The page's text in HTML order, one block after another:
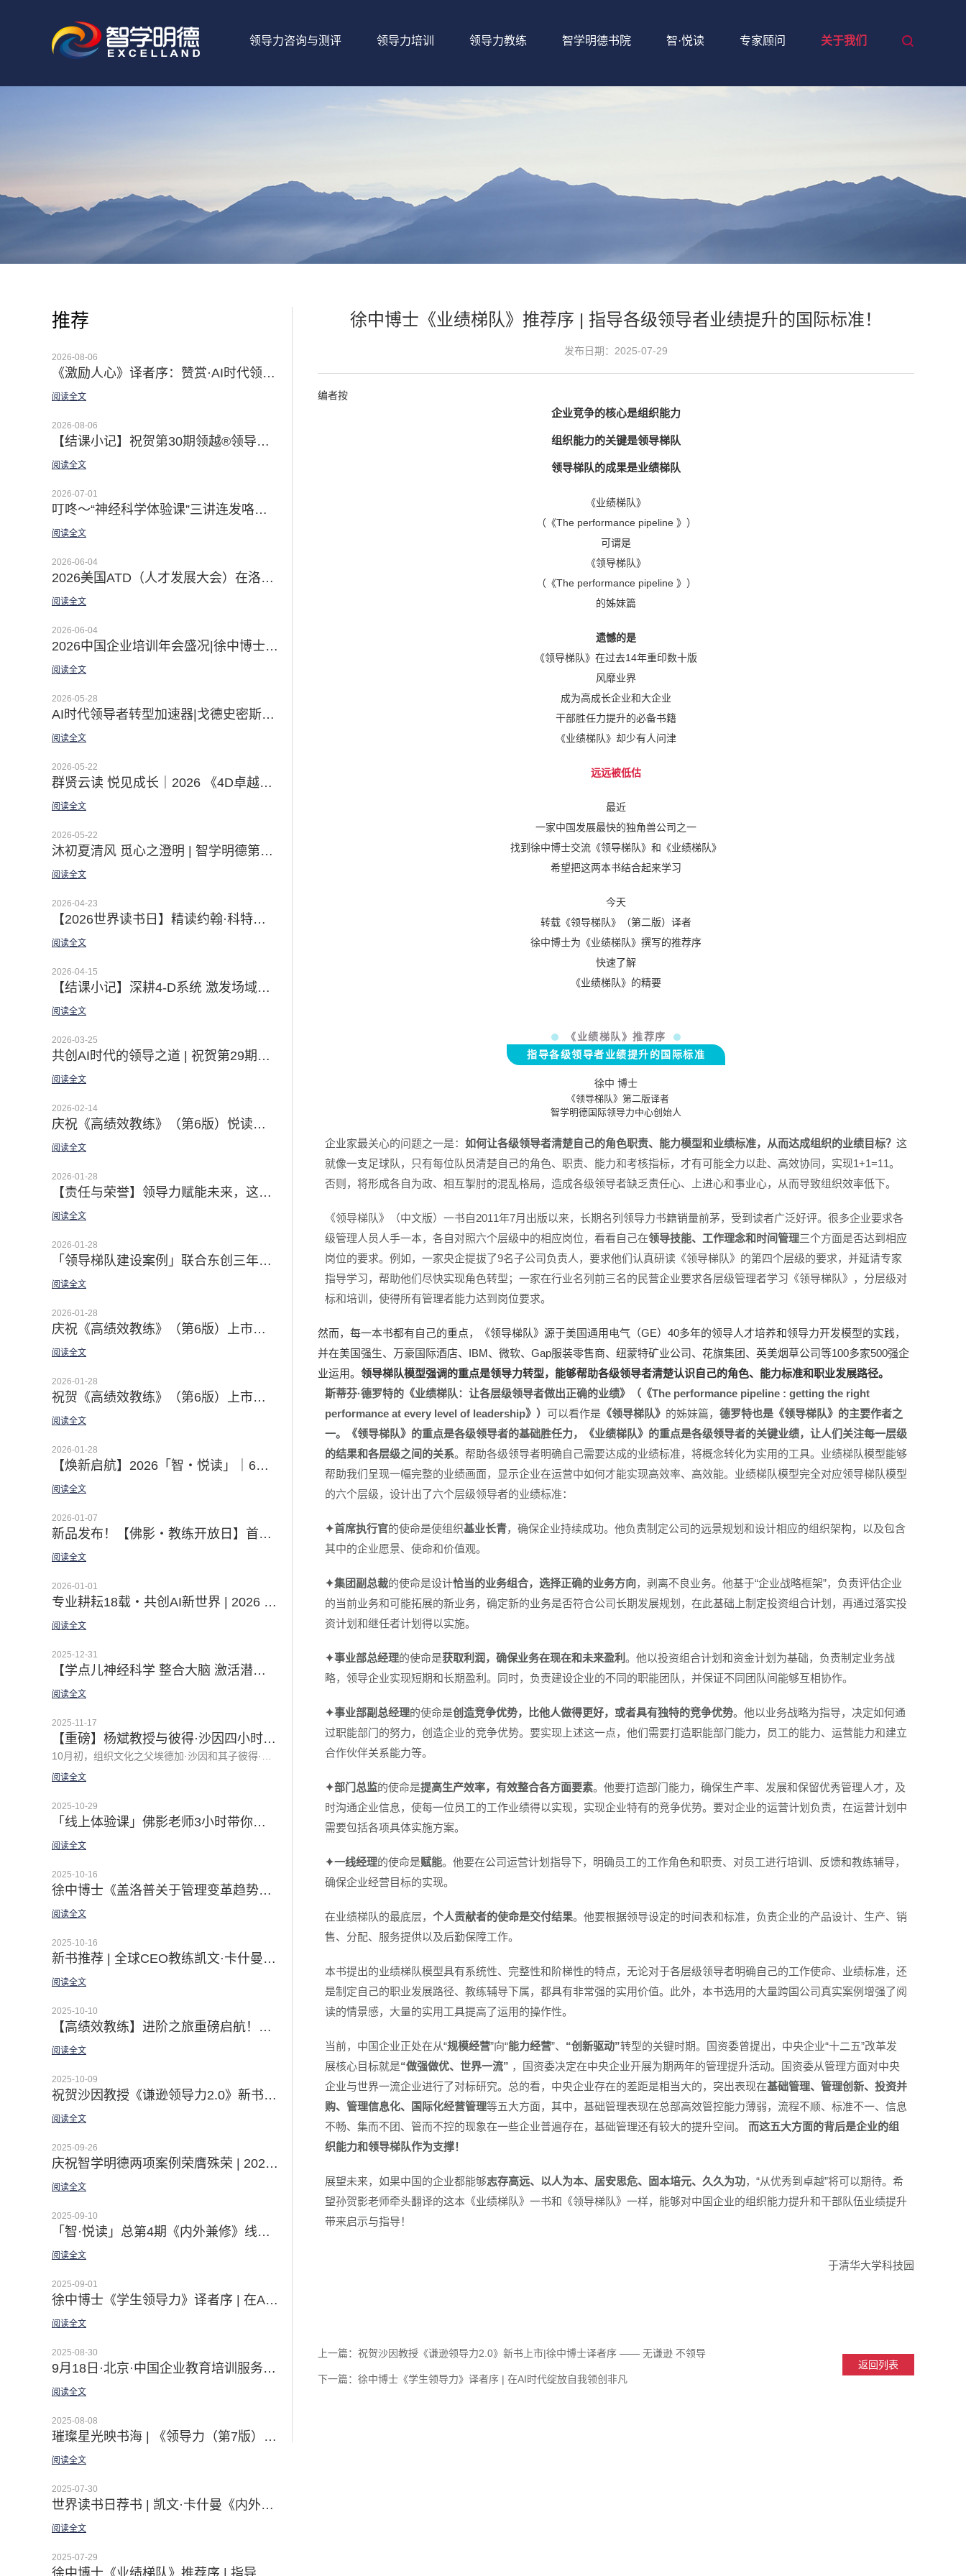
领导力咨询与测评 领导力培训 领导力教练 智学明德书院 智·悦读 专家顾问 关于我们
推荐
2026-08-06
《激励人心》译者序：赞赏·AI时代领导者最有效的赋能手段 | 祝贺《激励人心》第二版新书上市！
阅读全文
2026-08-06
【结课小记】祝贺第30期领越®领导力公开课暨导师认证课成功举办|深耕十二载 认证导师百余位 卓越领导五种习惯行为®助力在AI时代成就非凡
阅读全文
2026-07-01
叮咚～“神经科学体验课”三讲连发咯｜「佛影漫谈领导力」新品上线 科学提升你的效能与幸福感
阅读全文
2026-06-04
2026美国ATD（人才发展大会）在洛杉矶盛大举行 | AI与领导力主题引领大会
阅读全文
2026-06-04
2026中国企业培训年会盛况|徐中博士《AI时代的领导力开发之道》和佛影老师《教练型领导》体验课赢得广泛关注
阅读全文
2026-05-28
AI时代领导者转型加速器|戈德史密斯领导力教练九步法激发领导者深度蜕变
阅读全文
2026-05-22
群贤云读 悦见成长｜2026 《4D卓越团队》线上悦读营圆满收官
阅读全文
2026-05-22
沐初夏清风 觅心之澄明 | 智学明德第十期「高绩效教练」一阶工作坊圆满收官
阅读全文
2026-04-23
【2026世界读书日】精读约翰·科特的八部变革经典 应对AI时代的指数级变化挑战
阅读全文
2026-04-15
【结课小记】深耕4-D系统 激发场域智慧 | 第22期4-D系统导师认证公开课圆满收官
阅读全文
2026-03-25
共创AI时代的领导之道 | 祝贺第29期领越®领导力公开认证课成功举办
阅读全文
2026-02-14
庆祝《高绩效教练》（第6版）悦读营圆满收官 | 记录30天 从初识到相熟 · 从未知到实操的成长之旅
阅读全文
2026-01-28
【责任与荣誉】领导力赋能未来，这场思想盛宴为人才培养注入新动能
阅读全文
2026-01-28
「领导梯队建设案例」联合东创三年领导力规划 | 以领导梯队 & 4D 团队建设系统 打造一支高素质的职业经理人队伍
阅读全文
2026-01-28
庆祝《高绩效教练》（第6版）上市发行 | 佛影老师译者序：深抵本质 · 用之实效
阅读全文
2026-01-28
祝贺《高绩效教练》（第6版）上市发行 | 徐中博士译者序 · From Tell to Ask · AI时代的教练型领导之道
阅读全文
2026-01-28
【焕新启航】2026「智・悦读」｜6本领导力经典 赋能你的核心竞争力
阅读全文
2026-01-07
新品发布！【佛影・教练开放日】首场温情上线｜邀你直击教练对话现场 见证蜕变时刻
阅读全文
2026-01-01
专业耕耘18载・共创AI新世界 | 2026 智学明德继续以领导力经典 助力组织的领导梯队建设
阅读全文
2025-12-31
【学点儿神经科学 整合大脑 激活潜能 | 「佛影漫谈领导力之私房体验课」2026 全新主题温暖上线
阅读全文
2025-11-17
【重磅】杨斌教授与彼得·沙因四小时深度对话：谦逊领导力的中国实践
10月初，组织文化之父埃德加·沙因和其子彼得·沙因的新著《谦逊领导力2.0》中文版上市。 在《谦逊领导力2.0》新书分享会上，清华大学经济管理学院教授杨斌与作者之一彼得·沙因（埃德加·沙因之子）围绕中国企业的领导力问题展开了一场长达四小时的深度对话，译者徐中博士主持对话，结合中国企业实践和当下AI等新挑战探讨了很多前沿话题，并提出了十个精彩的问题，引发了深入的讨论，对企业的领导力转型和组织建设极富启发！
阅读全文
2025-10-29
「线上体验课」佛影老师3小时带你体验GROW模型的正确打开方式
阅读全文
2025-10-16
徐中博士《盖洛普关于管理变革趋势的52个颠覆性发现》译者序 | 释放经理人潜能是解锁组织原力的杠杆
阅读全文
2025-10-16
新书推荐 | 全球CEO教练凯文·卡什曼《内外兼修》引言：开启领导力的突破之旅
阅读全文
2025-10-10
【高绩效教练】进阶之旅重磅启航！从精通GROW到激活团队潜能 赋能个体发展 打造互赖团队
阅读全文
2025-10-09
祝贺沙因教授《谦逊领导力2.0》新书上市|徐中博士译者序 —— 无谦逊 不领导
阅读全文
2025-09-26
庆祝智学明德两项案例荣膺殊荣 | 2025第十三届中国企业教育培训服务会展精彩回顾
阅读全文
2025-09-10
「智·悦读」总第4期《内外兼修》线上悦读营圆满收官：一场由内而外的领导力8项修炼之旅
阅读全文
2025-09-01
徐中博士《学生领导力》译者序 | 在AI时代绽放自我领创非凡
阅读全文
2025-08-30
9月18日·北京·中国企业教育培训服务会展｜佛影老师现场体验课之【初探GROW模型 解锁教练思维】
阅读全文
2025-08-08
璀璨星光映书海 | 《领导力（第7版）》线上悦读营圆满收官：一场照亮未来的智慧远征
阅读全文
2025-07-30
世界读书日荐书 | 凯文·卡什曼《内外兼修： 领导力的8项修炼》——佛影&王御临最新译著
阅读全文
2025-07-29
徐中博士《业绩梯队》推荐序 | 指导各级领导者业绩提升的国际标准！
发布日期：2025-07-29
编者按
企业竞争的核心是组织能力
组织能力的关键是领导梯队
领导梯队的成果是业绩梯队
《业绩梯队》
（《The performance pipeline 》）
可谓是
《领导梯队》
（《The performance pipeline 》）
的姊妹篇
遗憾的是
《领导梯队》在过去14年重印数十版
风靡业界
成为高成长企业和大企业
干部胜任力提升的必备书籍
《业绩梯队》却少有人问津
远远被低估
最近
一家中国发展最快的独角兽公司之一
找到徐中博士交流《领导梯队》和《业绩梯队》
希望把这两本书结合起来学习
今天
转载《领导梯队》（第二版）译者
徐中博士为《业绩梯队》撰写的推荐序
快速了解
《业绩梯队》的精要
《业绩梯队》推荐序
指导各级领导者业绩提升的国际标准
徐中 博士
《领导梯队》第二版译者
智学明德国际领导力中心创始人
企业家最关心的问题之一是： 如何让各级领导者清楚自己的角色职责、能力模型和业绩标准，从而达成组织的业绩目标？ 这
就像一支足球队，只有每位队员清楚自己的角色、职责、能力和考核指标，才有可能全力以赴、高效协同，实现1+1=11。
否则，将形成各自为政、相互掣肘的混乱格局，造成各级领导者缺乏责任心、上进心和事业心，从而导致组织效率低下。
《领导梯队》（中文版）一书自2011年7月出版以来，长期名列领导力书籍销量前茅，受到读者广泛好评。很多企业要求各
级管理人员人手一本，各自对照六个层级中的相应岗位，看看自己在领导技能、工作理念和时间管理三个方面是否达到相应
岗位的要求。例如，一家央企提拔了9名子公司负责人，要求他们认真研读《领导梯队》的第四个层级的要求，并延请专家
指导学习，帮助他们尽快实现角色转型；一家在行业名列前三名的民营企业要求各层级管理者学习《领导梯队》，分层级对
标和培训，使得所有管理者能力达到岗位要求。
然而，每一本书都有自己的重点，《领导梯队》源于美国通用电气（GE）40多年的领导人才培养和领导力开发模型的实践，
并在美国强生、万豪国际酒店、IBM、微软、Gap服装零售商、纽蒙特矿业公司、花旗集团、英美烟草公司等100多家500强企
业运用。 领导梯队模型强调的重点是领导力转型，能够帮助各级领导者清楚认识自己的角色、能力标准和职业发展路径。
斯蒂芬·德罗特的《业绩梯队：让各层级领导者做出正确的业绩》（《The performance pipeline : getting the right
performance at every level of leadership》） 可以看作是 《领导梯队》 的姊妹篇， 德罗特也是《领导梯队》的主要作者之
一。《领导梯队》的重点是各级领导者的基础胜任力，《业绩梯队》的重点是各级领导者的关键业绩，让人们关注每一层级
的结果和各层级之间的关系。帮助各级领导者明确自己需要达成的业绩标准，将概念转化为实用的工具。业绩梯队模型能够
帮助我们呈现一幅完整的业绩画面，显示企业在运营中如何才能实现高效率、高效能。业绩梯队模型完全对应领导梯队模型
的六个层级，设计出了六个层级领导者的业绩标准：
✦首席执行官的使命是使组织基业长青，确保企业持续成功。他负责制定公司的远景规划和设计相应的组织架构，以及包含
其中的企业愿景、使命和价值观。
✦集团副总裁的使命是设计恰当的业务组合，选择正确的业务方向，剥离不良业务。他基于“企业战略框架”，负责评估企业
的当前业务和可能拓展的新业务，确定新的业务是否符合公司长期发展规划，在此基础上制定投资组合计划，再通过落实投
资计划和继任者计划得以实施。
✦事业部总经理的使命是获取利润，确保业务在现在和未来盈利 。他以投资组合计划和资金计划为基础，负责制定业务战
略，领导企业实现短期和长期盈利。同时，负责建设企业的不同的职能团队，并保证不同团队间能够互相协作。
✦事业部副总经理的使命是创造竞争优势，比他人做得更好，或者具有独特的竞争优势。他以业务战略为指导，决定如何通
过职能部门的努力，创造企业的竞争优势。要实现上述这一点，他们需要打造职能部门能力，员工的能力、运营能力和建立
合作伙伴关系能力等。
✦部门总监的使命是提高生产效率，有效整合各方面要素。他要打造部门能力，确保生产率、发展和保留优秀管理人才，及
时沟通企业信息，使每一位员工的工作业绩得以实现，实现企业特有的竞争优势。要对企业的运营计划负责，在运营计划中
需要包括各项具体实施方案。
✦一线经理的使命是赋能。他要在公司运营计划指导下，明确员工的工作角色和职责、对员工进行培训、反馈和教练辅导，
确保企业经营目标的实现。
在业绩梯队的最底层， 个人贡献者的使命是交付结果。他要根据领导设定的时间表和标准，负责企业的产品设计、生产、销
售、分配、服务提供以及后勤保障工作。
本书提出的业绩梯队模型具有系统性、完整性和阶梯性的特点，无论对于各层级领导者明确自己的工作使命、业绩标准，还
是制定自己的职业发展路径、教练辅导下属，都具有非常强的实用价值。此外，本书选用的大量跨国公司真实案例增强了阅
读的情景感，大量的实用工具提高了运用的操作性。
当前，中国企业正处在从“规模经营”向“能力经营”、 “创新驱动”转型的关键时期。国资委曾提出，中央企业“十二五”改革发
展核心目标就是“做强做优、世界一流” ，国资委决定在中央企业开展为期两年的管理提升活动。国资委从管理方面对中央
企业与世界一流企业进行了对标研究。总的看，中央企业存在的差距是相当大的，突出表现在基础管理、管理创新、投资并
购、管理信息化、国际化经营管理等五大方面，其中，基础管理表现在总部高效管控能力薄弱，流程不顺、标准不一、信息
不畅、集而不团、管而不控的现象在一些企业普遍存在，基础管理还有较大的提升空间。 而这五大方面的背后是企业的组
织能力和领导梯队作为支撑！
展望未来，如果中国的企业都能够志存高远、以人为本、居安思危、固本培元、久久为功，“从优秀到卓越”将可以期待。希
望孙贺影老师牵头翻译的这本《业绩梯队》一书和《领导梯队》一样，能够对中国企业的组织能力提升和干部队伍业绩提升
带来启示与指导！
于清华大学科技园
返回列表
上一篇：祝贺沙因教授《谦逊领导力2.0》新书上市|徐中博士译者序 —— 无谦逊 不领导
下一篇：徐中博士《学生领导力》译者序 | 在AI时代绽放自我领创非凡